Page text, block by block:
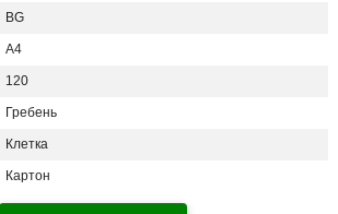
BG
A4
120
Гребень
Клетка
Картон